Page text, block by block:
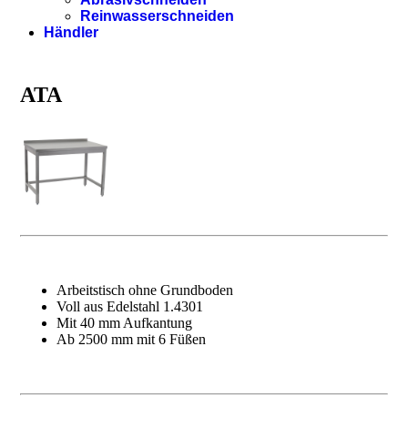
Reinwasserschneiden
Händler
ATA
Arbeitstisch ohne Grundboden
Voll aus Edelstahl 1.4301
Mit 40 mm Aufkantung
Ab 2500 mm mit 6 Füßen